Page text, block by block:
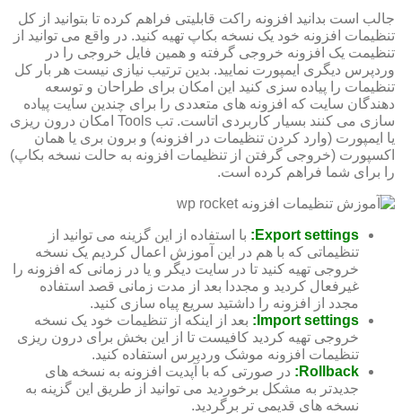
جالب است بدانید افزونه راکت قابلیتی فراهم کرده تا بتوانید از کل
تنظیمات افزونه خود یک نسخه بکاپ تهیه کنید. در واقع می توانید از
تنظیمت یک افزونه خروجی گرفته و همین فایل خروجی را در
وردپرس دیگری ایمپورت نمایید. بدین ترتیب نیازی نیست هر بار کل
تنظیمات را پیاده سزی کنید این امکان برای طراحان و توسعه
دهندگان سایت که افزونه های متعددی را برای چندین سایت پیاده
سازی می کنند بسیار کاربردی اتاست. تب Tools امکان درون ریزی
یا ایمپورت (وارد کردن تنظیمات در افزونه) و برون بری یا همان
اکسپورت (خروجی گرفتن از تنظیمات افزونه به حالت نسخه بکاپ)
را برای شما فراهم کرده است.
Export settings:
با استفاده از این گزینه می توانید از
تنظیماتی که با هم در این آموزش اعمال کردیم یک نسخه
خروجی تهیه کنید تا در سایت دیگر و یا در زمانی که افزونه را
غیرفعال کردید و مجددا بعد از مدت زمانی قصد استفاده
مجدد از افزونه را داشتید سریع‌ پیاه سازی کنید.
Import settings:
بعد از اینکه از تنظیمات خود یک نسخه
خروجی تهیه کردید کافیست تا از این بخش برای درون ریزی
تنظیمات افزونه موشک وردپرس استفاده کنید.
Rollback:
در صورتی که با آپدیت افزونه به نسخه های
جدیدتر به مشکل برخوردید می توانید از طریق این گزینه به
نسخه های قدیمی تر برگردید.